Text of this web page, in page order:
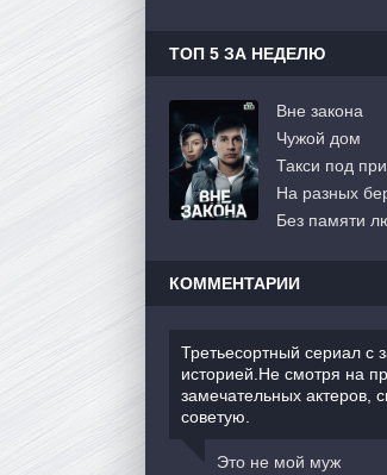
ТОП 5 ЗА НЕДЕЛЮ
Вне закона
Чужой дом
Такси под
На разных
Без памяти
КОММЕНТАРИИ
Третьесортный сериал с
историей.Не смотря на
замечательных актеров,
советую.
Это не мой муж